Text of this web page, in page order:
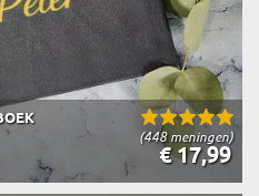
(448 meningen)
€ 17,99